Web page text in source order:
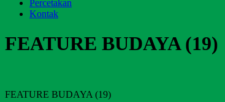
Percetakan
Kontak
FEATURE BUDAYA (19)
FEATURE BUDAYA (19)